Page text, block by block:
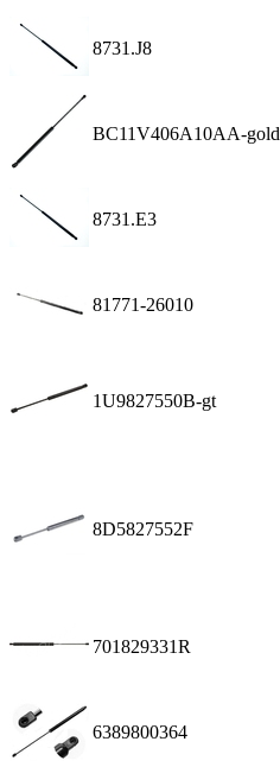
8731.J8
BC11V406A10AA-gold
8731.E3
81771-26010
1U9827550B-gt
8D5827552F
701829331R
6389800364